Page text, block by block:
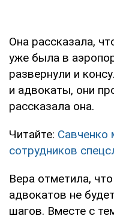
Она рассказала,
уже была в
развернули и
и адвокаты, они
рассказала она.
Читайте: Савченко
сотрудников
Вера отметила,
адвокатов не
шагов. Вместе с